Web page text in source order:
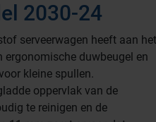
2030-24
serveerwagen heeft aan het
ergonomische duwbeugel en
kleine spullen.
oppervlak van de
te reinigen en de